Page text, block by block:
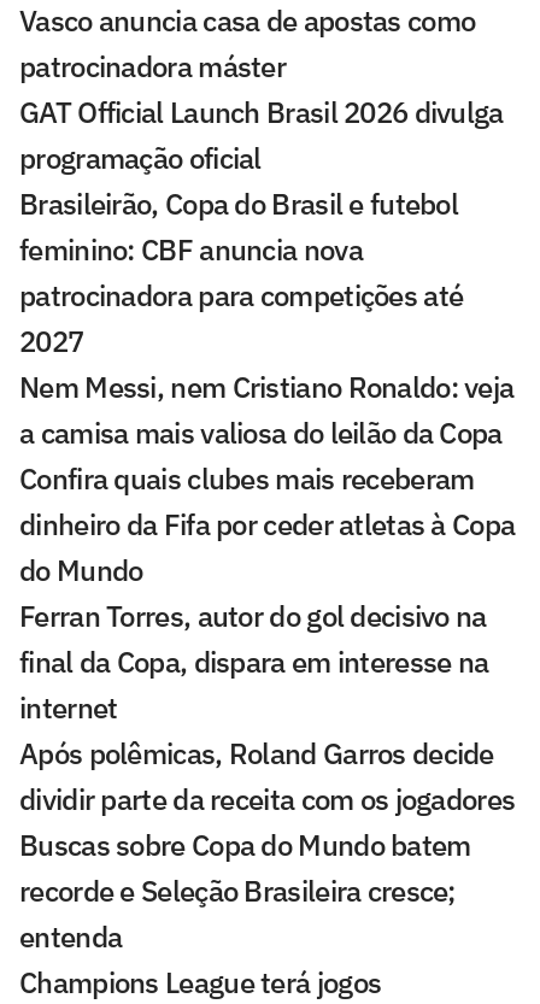
Vasco anuncia casa de apostas como
patrocinadora máster
GAT Official Launch Brasil 2026 divulga
programação oficial
Brasileirão, Copa do Brasil e futebol
feminino: CBF anuncia nova
patrocinadora para competições até
2027
Nem Messi, nem Cristiano Ronaldo: veja
a camisa mais valiosa do leilão da Copa
Confira quais clubes mais receberam
dinheiro da Fifa por ceder atletas à Copa
do Mundo
Ferran Torres, autor do gol decisivo na
final da Copa, dispara em interesse na
internet
Após polêmicas, Roland Garros decide
dividir parte da receita com os jogadores
Buscas sobre Copa do Mundo batem
recorde e Seleção Brasileira cresce;
entenda
Champions League terá jogos